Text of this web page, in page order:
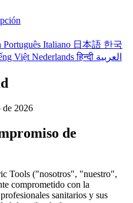
Português Italiano 日本語 한국
Việt Nederlandsहिन्दी العربية
de 2026
de
Tools ("nosotros", "nuestro",
comprometido con la
sanitarios y sus